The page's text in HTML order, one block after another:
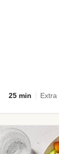
25 min Extra